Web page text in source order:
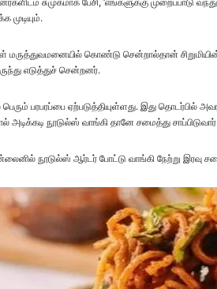
முடியும்.
மருத்துவமனையில் கொண்டு சென்றால்தான்
எடுத்துச் சென்றனர்.
பரபரப்பை ஏற்படுத்தியுள்ளது. இது தொடர்பில்
நூடுல்ஸ் வாங்கி தானே சமைத்து
நூடுல்ஸ் ஆர்டர் போட்டு வாங்கி நேற்று இரவு